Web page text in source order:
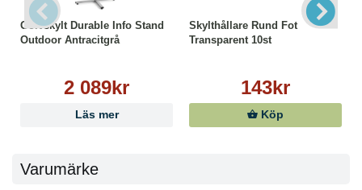
Golvskylt Durable Info Stand
Outdoor Antracitgrå
2 089kr
Läs mer
Skylthållare Rund Fot
Transparent 10st
143kr
Köp
Varumärke